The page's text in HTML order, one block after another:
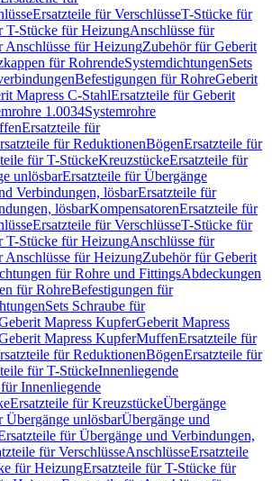
Ersatzteile für VerschlüsseT-Stücke für
T-Stücke für HeizungAnschlüsse für
Anschlüsse für HeizungZubehör für Geberit
für RohrendeSystemdichtungenSets
Befestigungen für RohreGeberit
Mapress C-StahlErsatzteile für Geberit
1.0034Systemrohre
Ersatzteile für
für ReduktionenBögenErsatzteile für
für T-StückeKreuzstückeErsatzteile für
unlösbarErsatzteile für Übergänge
Verbindungen, lösbarErsatzteile für
lösbarKompensatorenErsatzteile für
Ersatzteile für VerschlüsseT-Stücke für
T-Stücke für HeizungAnschlüsse für
Anschlüsse für HeizungZubehör für Geberit
für Rohre und FittingsAbdeckungen
für RohreBefestigungen für
Sets Schraube für
Mapress KupferGeberit Mapress
Mapress KupferMuffenErsatzteile für
für ReduktionenBögenErsatzteile für
für T-StückeInnenliegende
Innenliegende
Ersatzteile für KreuzstückeÜbergänge
Übergänge unlösbarÜbergänge und
für Übergänge und Verbindungen,
für VerschlüsseAnschlüsseErsatzteile
für HeizungErsatzteile für T-Stücke für